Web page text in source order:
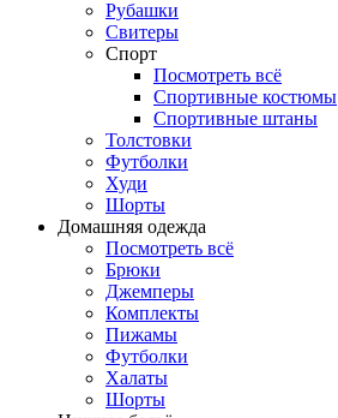
Рубашки
Свитеры
Спорт
Посмотреть всё
Спортивные костюмы
Спортивные штаны
Толстовки
Футболки
Худи
Шорты
Домашняя одежда
Посмотреть всё
Брюки
Джемперы
Комплекты
Пижамы
Футболки
Халаты
Шорты